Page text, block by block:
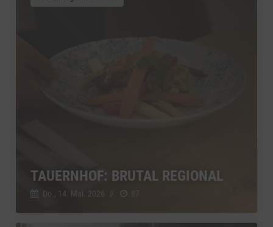
TAUERNHOF: BRUTAL REGIONAL
Do., 14. Mai. 2026 // 87